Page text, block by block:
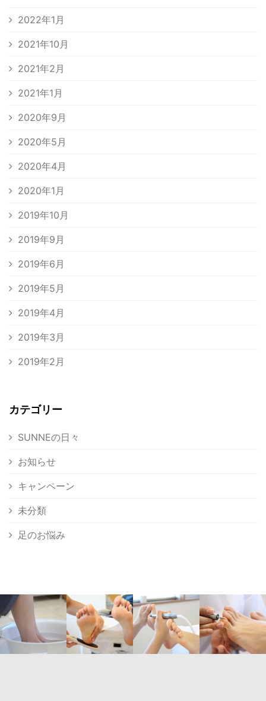
2022年1月
2021年10月
2021年2月
2021年1月
2020年9月
2020年5月
2020年4月
2020年1月
2019年10月
2019年9月
2019年6月
2019年5月
2019年4月
2019年3月
2019年2月
カテゴリー
SUNNEの日々
お知らせ
キャンペーン
未分類
足のお悩み